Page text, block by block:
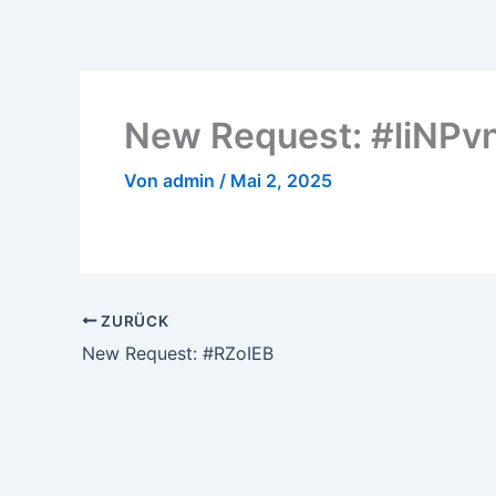
New Request:
Von admin / Mai 2, 2025
ZURÜCK
New Request: #RZoIEB